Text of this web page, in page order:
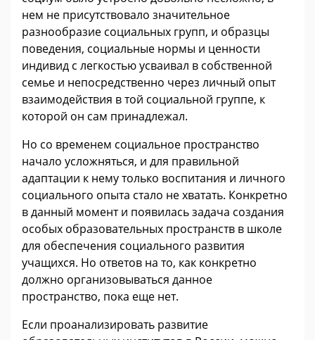
нем не присутствовало значительное
разнообразие социальных групп, и образцы
поведения, социальные нормы и ценности
индивид с легкостью усваивал в собственной
семье и непосредственно через личный опыт
взаимодействия в той социальной группе, к
которой он сам принадлежал.
Но со временем социальное пространство
начало усложняться, и для правильной
адаптации к нему только воспитания и личного
социального опыта стало не хватать. Конкретно
в данный момент и появилась задача создания
особых образовательных пространств в школе
для обеспечения социального развития
учащихся. Но ответов на то, как конкретно
должно организовываться данное
пространство, пока еще нет.
Если проанализировать развитие